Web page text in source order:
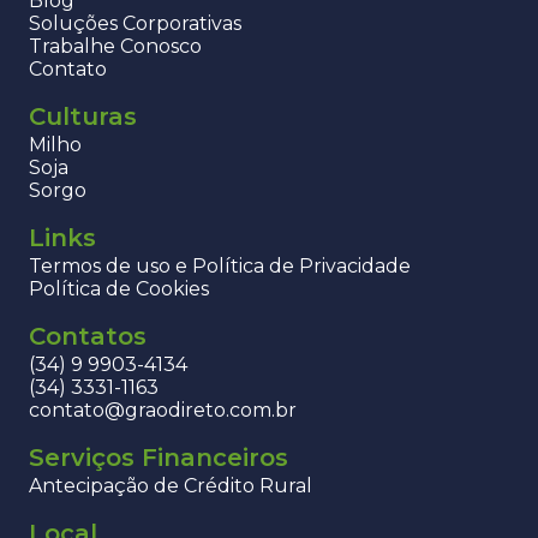
Soluções Corporativas
Trabalhe Conosco
Contato
Culturas
Milho
Soja
Sorgo
Links
Termos de uso e Política de Privacidade
Política de Cookies
Contatos
(34) 9 9903-4134
(34) 3331-1163
contato@graodireto.com.br
Serviços Financeiros
Antecipação de Crédito Rural